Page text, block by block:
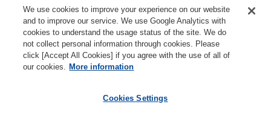
We use cookies to improve your experience on our website
and to improve our service. We use Google Analytics with
cookies to understand the usage status of the site. We do
not collect personal information through cookies. Please
click [Accept All Cookies] if you agree with the use of all of
our cookies. More information
Cookies Settings